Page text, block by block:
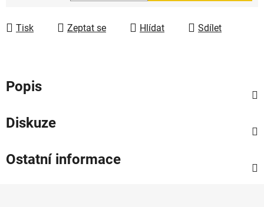
Tisk Zeptat se Hlídat Sdílet
Popis
Diskuze
Ostatní informace